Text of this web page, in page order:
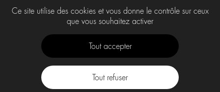
Ce site utilise des cookies et vous donne le contrôle sur ceux
que vous souhaitez activer
Tout accepter
Tout refuser